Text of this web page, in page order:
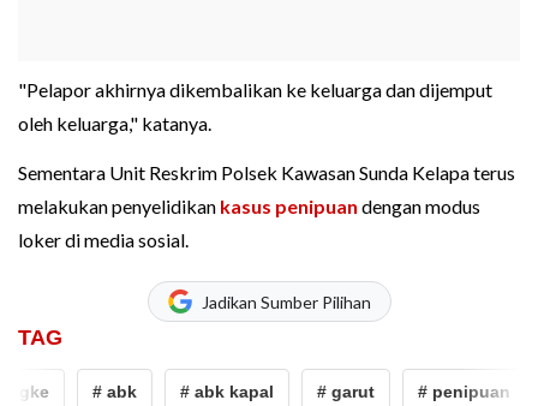
"Pelapor akhirnya dikembalikan ke keluarga dan dijemput
oleh keluarga," katanya.
Sementara Unit Reskrim Polsek Kawasan Sunda Kelapa terus
melakukan penyelidikan kasus penipuan dengan modus
loker di media sosial.
Jadikan Sumber Pilihan
TAG
# abk # abk kapal # garut # penipuan